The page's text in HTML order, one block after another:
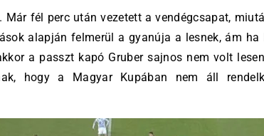
fél perc után vezetett a vendégcsapat,
alapján felmerül a gyanúja a lesnek, ám ha
a passzt kapó Gruber sajnos nem volt
hogy a Magyar Kupában nem áll